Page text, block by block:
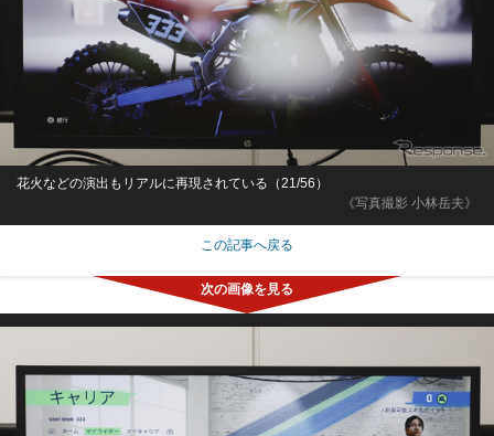
《写真撮影 小林岳夫》
花火などの演出もリアルに再現されている（21/56）
この記事へ戻る